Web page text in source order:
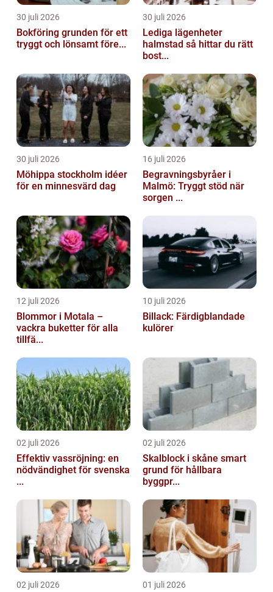
30 juli 2026
Bokföring grunden för ett
tryggt och lönsamt före...
30 juli 2026
Lediga lägenheter
halmstad så hittar du rätt
bost...
30 juli 2026
Möhippa stockholm idéer
för en minnesvärd dag
16 juli 2026
Begravningsbyråer i
Malmö: Tryggt stöd när
sorgen ...
12 juli 2026
Blommor i Motala –
vackra buketter för alla
tillfä...
10 juli 2026
Billack: Färdigblandade
kulörer
02 juli 2026
Effektiv vassröjning: en
nödvändighet för svenska
...
02 juli 2026
Skalblock i skåne smart
grund för hållbara
byggpr...
02 juli 2026 01 juli 2026